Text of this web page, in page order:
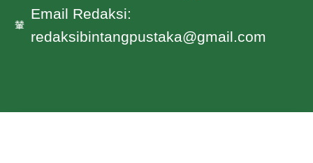
Email Redaksi:
redaksibintangpustaka@gmail.com